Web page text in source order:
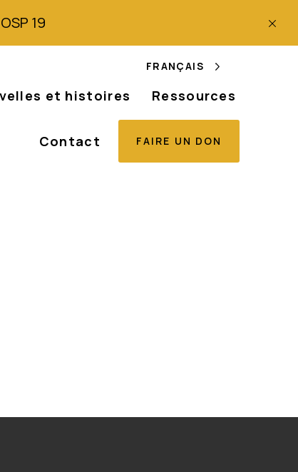
19
FRANÇAIS
et histoires Ressources
Contact FAIRE UN DON